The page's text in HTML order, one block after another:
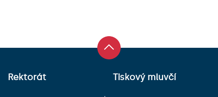
Rektorát Tiskový mluvčí